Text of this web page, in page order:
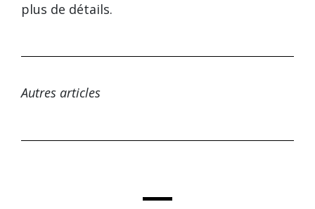
plus de détails.
Autres articles